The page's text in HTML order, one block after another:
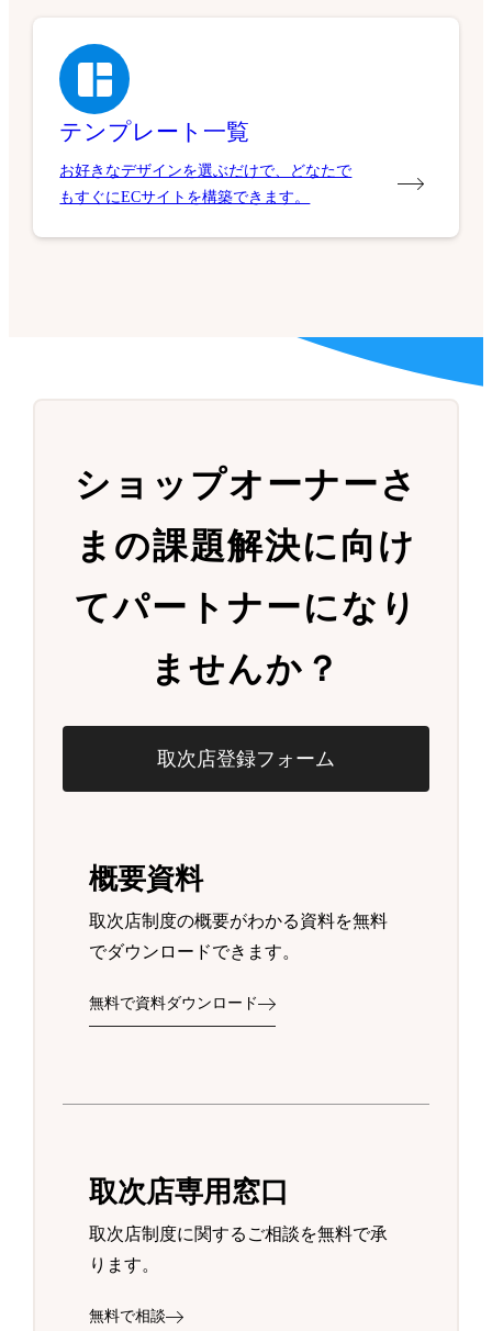
テンプレート一覧
お好きなデザインを選ぶだけで、どなたで
もすぐにECサイトを構築できます。
ショップオーナーさ
まの課題解決に向け
てパートナーになり
ませんか？
取次店登録フォーム
概要資料
取次店制度の概要がわかる資料を無料
でダウンロードできます。
無料で資料ダウンロード
取次店専用窓口
取次店制度に関するご相談を無料で承
ります。
無料で相談